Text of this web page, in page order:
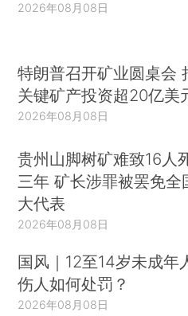
2026年08月08日
特朗普召开矿业圆桌会
关键矿产投资超20亿美
2026年08月08日
贵州山脚树矿难致16人
三年 矿长涉罪被罢免全
大代表
2026年08月08日
国风｜12至14岁未成年
伤人如何处罚？
2026年08月08日